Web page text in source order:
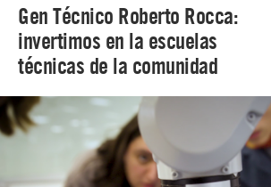
Gen Técnico Roberto Rocca:
invertimos en la escuelas
técnicas de la comunidad